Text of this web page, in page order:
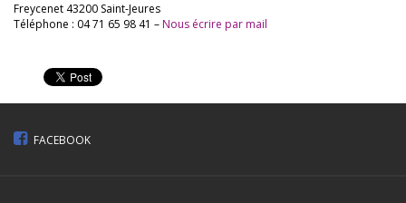
Freycenet 43200 Saint-Jeures
Téléphone : 04 71 65 98 41 – Nous écrire par mail
FACEBOOK